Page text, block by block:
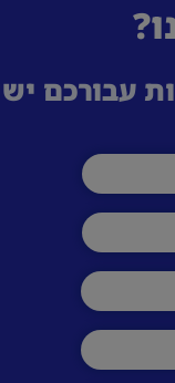
עבורכם